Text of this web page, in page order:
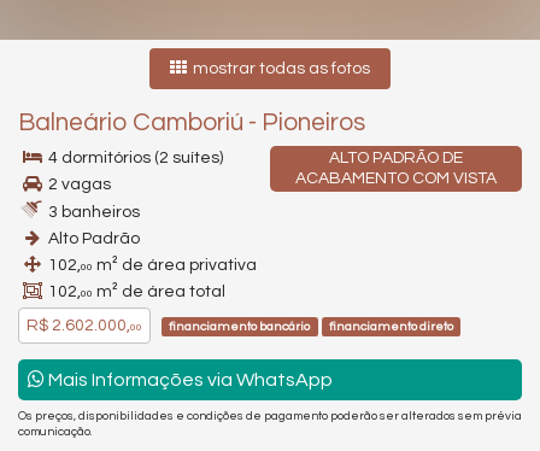
mostrar todas as fotos
Balneário Camboriú - Pioneiros
ALTO PADRÃO DE
ACABAMENTO COM VISTA
4 dormitórios (2 suítes)
2 vagas
3 banheiros
Alto Padrão
102,00 m² de área privativa
102,00 m² de área total
R$ 2.602.000,00 financiamento bancário financiamento direto
Mais Informações via WhatsApp
Os preços, disponibilidades e condições de pagamento poderão ser alterados sem prévia
comunicação.